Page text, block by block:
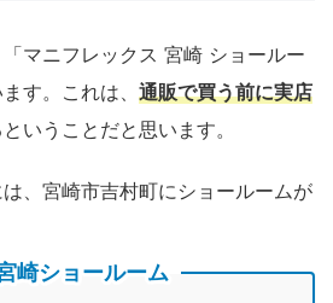
マニフレックス 宮崎 ショールー
す。これは、 通販で買う前に実店
いうことだと思います。
、宮崎市吉村町にショールームが
崎ショールーム